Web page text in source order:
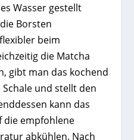
Wasser gestellt
Borsten
beim
die Matcha
gibt man das kochend
und stellt den
kann das
die empfohlene
abkühlen. Nach